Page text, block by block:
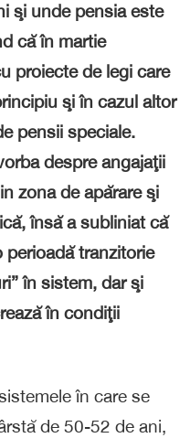
şi unde pensia este
că în martie
proiecte de legi care
şi în cazul altor
pensii speciale.
despre angajaţii
zona de apărare şi
însă a subliniat că
perioadă tranzitorie
în sistem, dar şi
în condiţii
în care se
de 50-52 de ani,